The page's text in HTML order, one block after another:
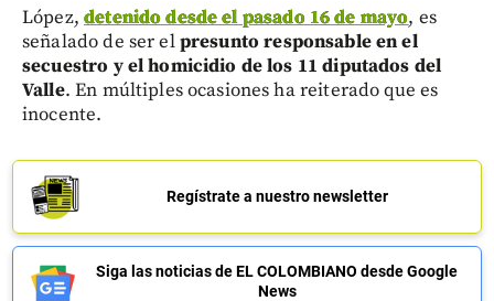
López,detenido desde el pasado 16 de mayo, es
señalado de ser elpresunto responsable en el
secuestro y el homicidio de los 11 diputados del
Valle. En múltiples ocasiones ha reiterado que es
inocente.
Regístrate a nuestro newsletter
Siga las noticias de EL COLOMBIANO desde Google
News